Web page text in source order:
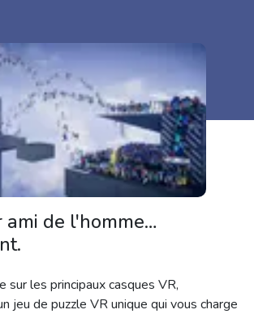
ami de l'homme…
sur les principaux casques VR,
jeu de puzzle VR unique qui vous charge